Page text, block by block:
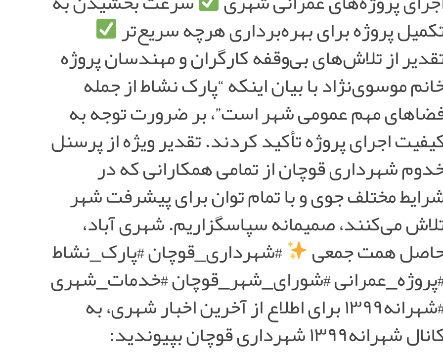
پروژه برای بهره‌برداری هرچه سریع‌تر
از تلاش‌های بی‌وقفه کارگران و مهندسان پروژه
موسوی‌نژاد با بیان اینکه “پارک نشاط از جمله
مهم عمومی شهر است”، بر ضرورت توجه به
اجرای پروژه تأکید کردند. تقدیر ویژه از پرسنل
شهرداری قوچان از تمامی همکارانی که در
مختلف جوی و با تمام توان برای پیشرفت شهر
می‌کنند، صمیمانه سپاسگزاریم. شهری آباد،
همت جمعی #شهرداری_قوچان #پارک_نشاط
#شورای_شهر_قوچان #خدمات_شهری
#شهرانه۱۳۹۹ برای اطلاع از آخرین اخبار شهری، به
شهرانه۱۳۹۹ شهرداری قوچان بپیوندید: